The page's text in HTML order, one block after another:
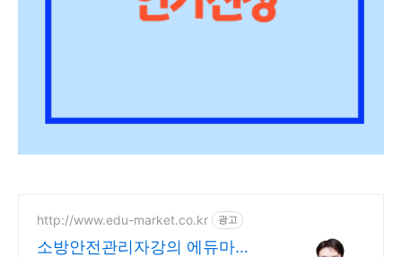
http://www.edu-market.co.kr 광고
소방안전관리자강의 에듀마켓